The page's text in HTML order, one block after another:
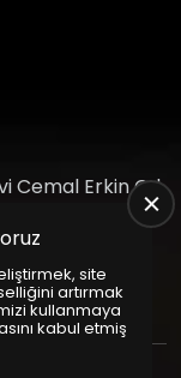
Cemal Erkin Cd.
site
artırmak
kullanmaya
kabul etmiş